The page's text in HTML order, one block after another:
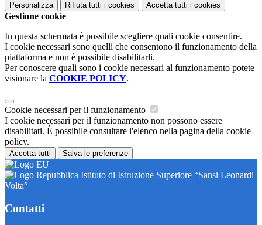
Personalizza Rifiuta tutti i cookies Accetta tutti i cookies
Gestione cookie
In questa schermata è possibile scegliere quali cookie consentire.
I cookie necessari sono quelli che consentono il funzionamento della
piattaforma e non è possibile disabilitarli.
Per conoscere quali sono i cookie necessari al funzionamento potete
visionare la COOKIE POLICY.
Cookie necessari per il funzionamento
I cookie necessari per il funzionamento non possono essere
disabilitati. È possibile consultare l'elenco nella pagina della cookie
policy.
Accetta tutti Salva le preferenze
Istituto di Istruzione Superiore “Sansi Leonardi
Volta”
Contatti